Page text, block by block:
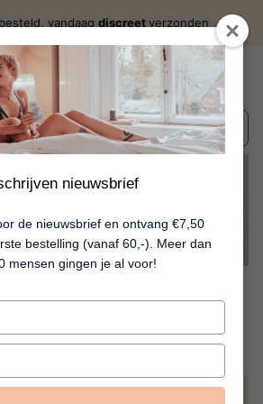
nieuwsbrief
de nieuwsbrief en ontvang €7,50
bestelling (vanaf 60,-). Meer dan
mensen gingen je al voor!
besteld, vandaag discreetverzonden
| Inaya